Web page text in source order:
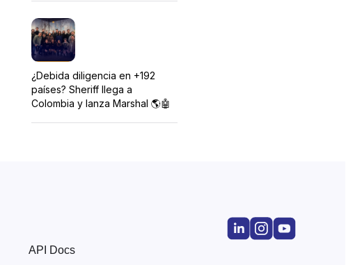
¿Debida diligencia en +192
países? Sheriff llega a
Colombia y lanza Marshal 🌎🤖
API Docs